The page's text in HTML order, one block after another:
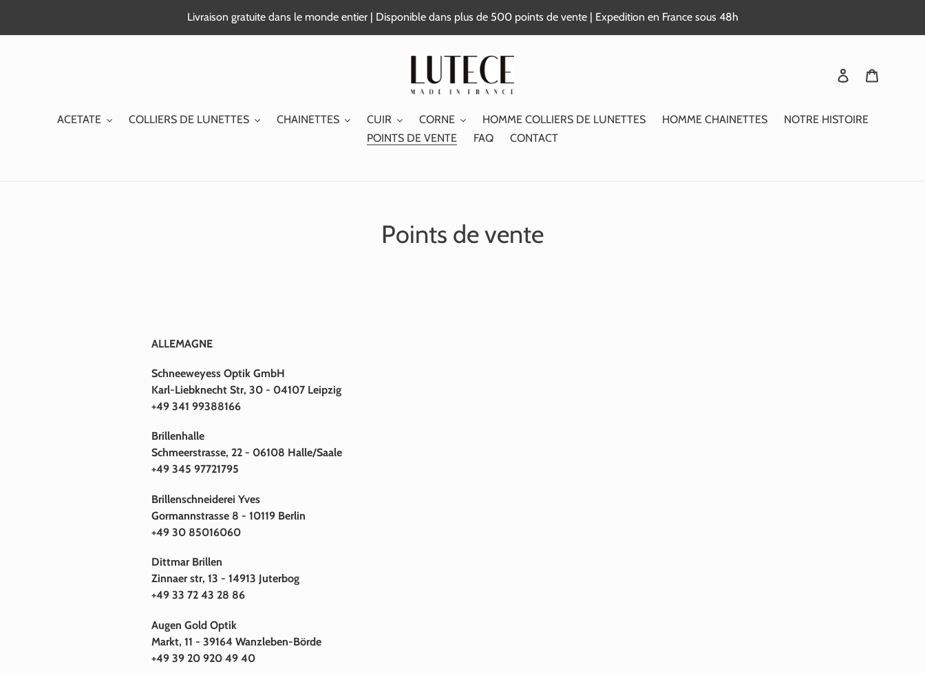
Livraison gratuite dans le monde entier | Disponible dans plus de 500 points de vente | Expedition en France sous 48h
Se connecter
ACETATE COLLIERS DE LUNETTES CHAINETTES CUIR CORNE HOMME COLLIERS DE LUNETTES HOMME CHAINETTES
NOTRE HISTOIRE
POINTS DE VENTE
FAQ CONTACT
Points de vente
ALLEMAGNE
Schneeweyess Optik GmbH
Karl-Liebknecht Str, 30 - 04107 Leipzig
+49 341 99388166
Brillenhalle
Schmeerstrasse, 22 - 06108 Halle/Saale
+49 345 97721795
Brillenschneiderei Yves
Gormannstrasse 8 - 10119 Berlin
+49 30 85016060
Dittmar Brillen
Zinnaer str, 13 - 14913 Juterbog
+49 33 72 43 28 86
Augen Gold Optik
Markt, 11 - 39164 Wanzleben-Börde
+49 39 20 920 49 40